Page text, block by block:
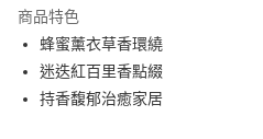
Apple Pay
街口支付
商品特色
蜂蜜薰衣草香環繞
迷迭紅百里香點綴
持香馥郁治癒家居